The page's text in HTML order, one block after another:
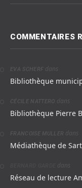
COMMENTAIRES
EVA SCHERF dans
Bibliothèque
CÉCILE NATTERO dans
Bibliothèque Pierre
FRANCOISE MULLER dans
Médiathèque de
dans
Réseau de lecture